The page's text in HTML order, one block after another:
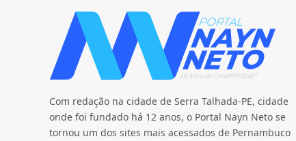
Com redação na cidade de Serra Talhada-PE, cidade
onde foi fundado há 12 anos, o Portal Nayn Neto se
tornou um dos sites mais acessados de Pernambuco